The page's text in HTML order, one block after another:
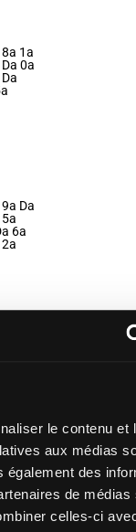
le contenu et
aux médias
également des
de médias
celles-ci
1a
0a
Da
6a
7a
(24)